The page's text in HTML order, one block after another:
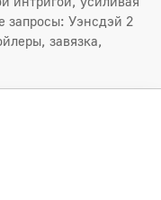
Уэнсдэй 2
завязка,